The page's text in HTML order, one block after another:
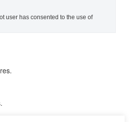
user has consented to the use of